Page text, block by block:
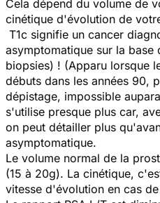
Cela dépend du volume de
cinétique d'évolution de
T1c signifie un cancer
asymptomatique sur la base
biopsies) ! (Apparu lorsque
débuts dans les années 90,
dépistage, impossible
s'utilise presque plus car,
on peut détailler plus
asymptomatique.
Le volume normal de la
(15 à 20g). La cinétique,
vitesse d'évolution en cas